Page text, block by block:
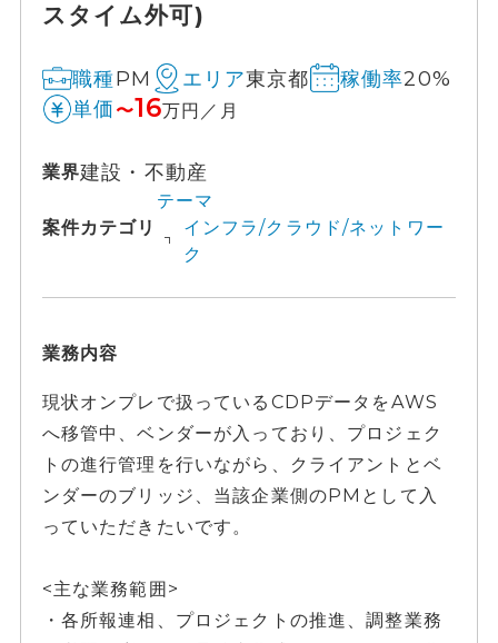
法人の方はこちら
スタイム外可)
職種PM エリア東京都 稼働率20%
単価 〜16万円／月
業界建設・不動産
案件カテゴリ
テーマ
インフラ/クラウド/ネットワー
ク
業務内容
現状オンプレで扱っているCDPデータをAWS
へ移管中、ベンダーが入っており、プロジェク
トの進行管理を行いながら、クライアントとベ
ンダーのブリッジ、当該企業側のPMとして入
っていただきたいです。
<主な業務範囲>
・各所報連相、プロジェクトの推進、調整業務